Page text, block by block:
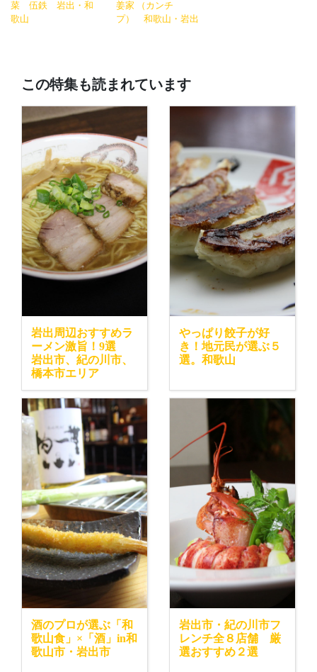
菜 伍鉄 岩出・和
歌山
姜家 （カンチ
プ） 和歌山・岩出
この特集も読まれています
岩出周辺おすすめラ
ーメン激旨！9選
岩出市、紀の川市、
橋本市エリア
やっぱり餃子が好
き！地元民が選ぶ５
選。和歌山
酒のプロが選ぶ「和
歌山食」×「酒」in和
歌山市・岩出市
岩出市・紀の川市フ
レンチ全８店舗 厳
選おすすめ２選